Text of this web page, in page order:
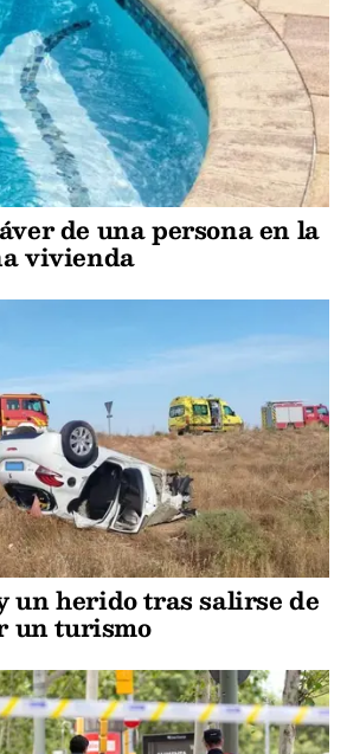
de una persona en la
vivienda
un herido tras salirse de
un turismo